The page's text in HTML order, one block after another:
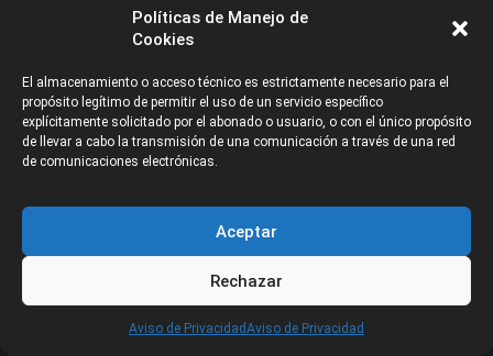
Políticas de Manejo de
Cookies
El almacenamiento o acceso técnico es estrictamente necesario para el
propósito legítimo de permitir el uso de un servicio específico
explícitamente solicitado por el abonado o usuario, o con el único propósito
de llevar a cabo la transmisión de una comunicación a través de una red
de comunicaciones electrónicas.
Aceptar
Rechazar
Aviso de PrivacidadAviso de Privacidad
ANIMACIÓN
Moonray: Programa Gratis
de Dreamworks
ANIMACIÓN
Programa para Artistas y
Animadores en
Nickelodeon